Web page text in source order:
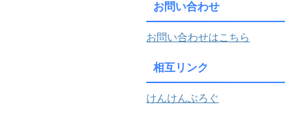
お問い合わせ
お問い合わせはこちら
相互リンク
けんけんぶろぐ